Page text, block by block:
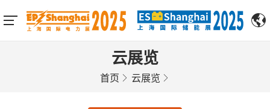
云展览
首页 云展览